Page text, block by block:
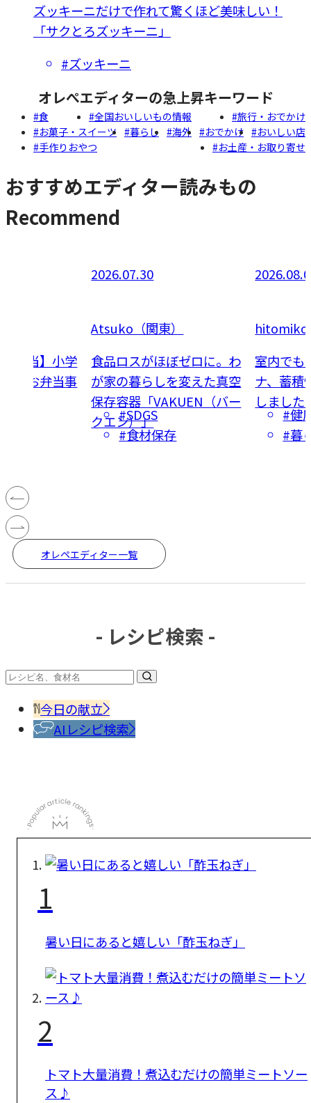
ズッキーニだけで作れて驚くほど美味しい！
「サクとろズッキーニ」
#ズッキーニ
オレぺエディターの急上昇キーワード
食 全国おいしいもの情報
旅行・おでかけ
お菓子・スイーツ
暮らし 海外 おでかけ
おいしい店
手作りおやつ
お土産・お取り寄せ
おすすめエディター読みもの
Recommend
弁当】小学
なお弁当事
2026.07.30
Atsuko（関東）
食品ロスがほぼゼロに。わ
が家の暮らしを変えた真空
保存容器「VAKUEN（バー
クエン）」
#SDGS
#食材保存
hitomiko
室内でも
ナ、蓄積
しました
#健
#暮
オレペエディター一覧
- レシピ検索 -
今日の献立
AIレシピ検索
1
暑い日にあると嬉しい「酢玉ねぎ」
2
トマト大量消費！煮込むだけの簡単ミートソー
ス♪